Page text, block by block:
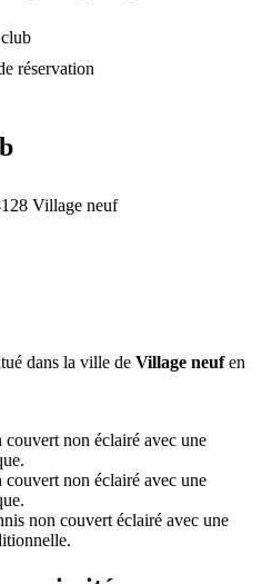
réservation
Village neuf
dans la ville de Village neufen
non éclairé avec une
non éclairé avec une
non couvert éclairé avec une